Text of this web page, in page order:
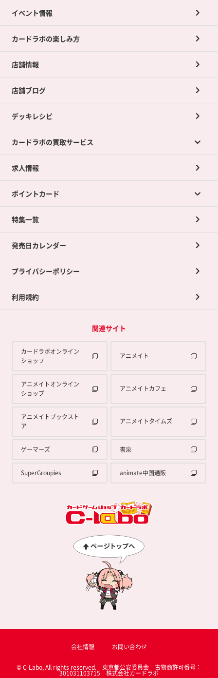
イベント情報
カードラボの楽しみ方
店舗情報
店舗ブログ
デッキレシピ
カードラボの買取サービス
カードラボの買取サービスTOP
店舗買取について
ネット買取について
買取承諾書について
求人情報
ポイントカード
ポイントカードTOP
ポイント交換景品
特集一覧
発売日カレンダー
プライバシーポリシー
利用規約
関連サイト
カードラボオンライン
ショップ
アニメイト
アニメイトオンライン
ショップ
アニメイトカフェ
アニメイトブックスト
ア
アニメイトタイムズ
ゲーマーズ 書泉
SuperGroupies animate中国通販
会社情報 お問い合わせ
© C-Labo, All rights reserved. 東京都公安委員会 古物商許可番号：
301031103715 株式会社カードラボ